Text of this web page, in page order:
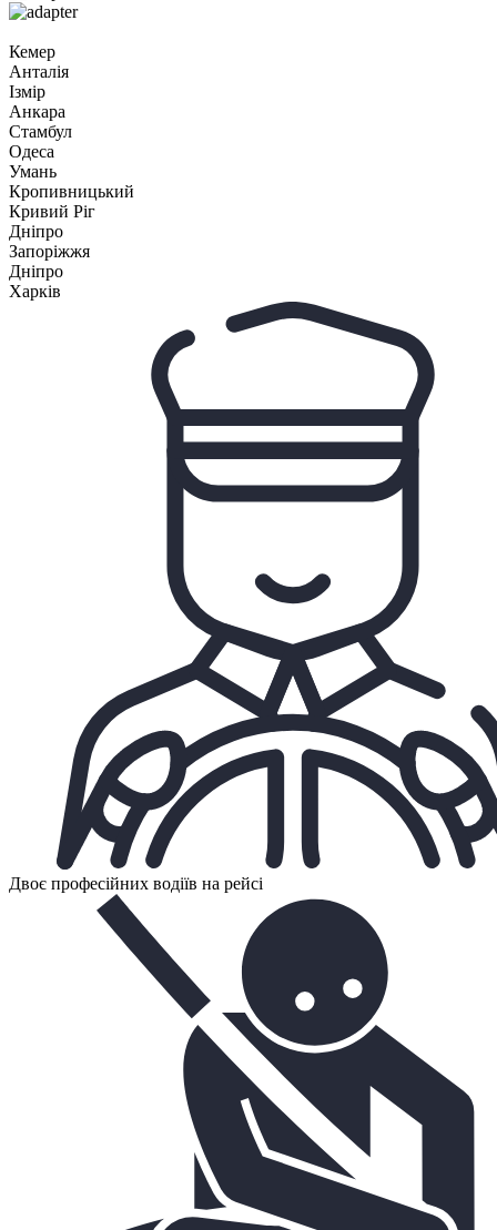
Кемер
Анталія
Ізмір
Анкара
Стамбул
Одеса
Умань
Кропивницький
Кривий Ріг
Дніпро
Запоріжжя
Дніпро
Харків
Двоє професійних водіїв на рейсі